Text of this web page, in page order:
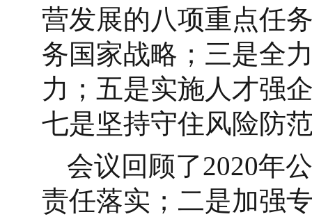
营发展的八项重点任
务国家战略；三是全
力；五是实施人才强
七是坚持守住风险防
会议回顾了2020年
责任落实；二是加强